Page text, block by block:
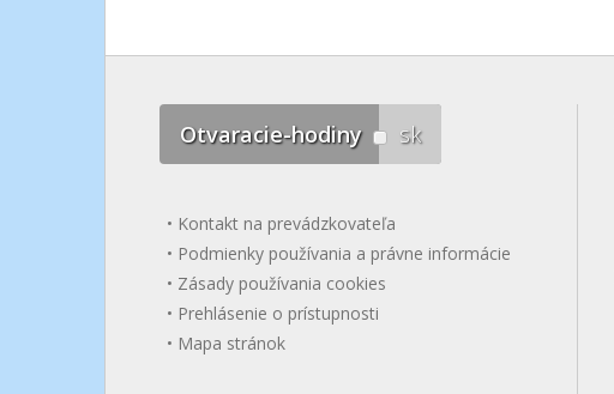
Otvaracie-hodiny sk
Kontakt na prevádzkovateľa
Podmienky používania a právne informácie
Zásady používania cookies
Prehlásenie o prístupnosti
Mapa stránok